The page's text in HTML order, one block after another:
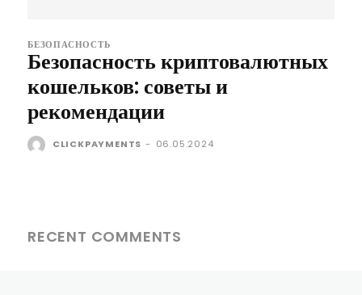
БЕЗОПАСНОСТЬ
Безопасность криптовалютных
кошельков: советы и
рекомендации
CLICKPAYMENTS - 06.05.2024
RECENT COMMENTS